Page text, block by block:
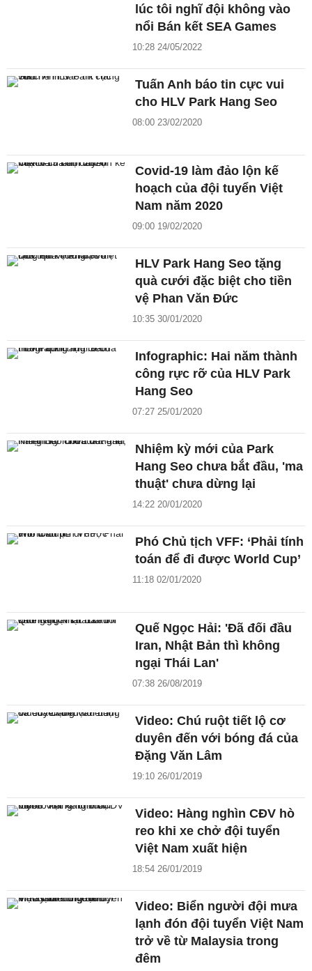
lúc tôi nghĩ đội không vào
nổi Bán kết SEA Games
10:28 24/05/2022
Tuấn Anh báo tin cực vui
cho HLV Park Hang Seo
08:00 23/02/2020
Covid-19 làm đảo lộn kế
hoạch của đội tuyển Việt
Nam năm 2020
09:00 19/02/2020
HLV Park Hang Seo tặng
quà cưới đặc biệt cho tiền
vệ Phan Văn Đức
10:35 30/01/2020
Infographic: Hai năm thành
công rực rỡ của HLV Park
Hang Seo
07:27 25/01/2020
Nhiệm kỳ mới của Park
Hang Seo chưa bắt đầu, 'ma
thuật' chưa dừng lại
14:22 20/01/2020
Phó Chủ tịch VFF: ‘Phải tính
toán để đi được World Cup’
11:18 02/01/2020
Quế Ngọc Hải: 'Đã đối đầu
Iran, Nhật Bản thì không
ngại Thái Lan'
07:38 26/08/2019
Video: Chú ruột tiết lộ cơ
duyên đến với bóng đá của
Đặng Văn Lâm
19:10 26/01/2019
Video: Hàng nghìn CĐV hò
reo khi xe chở đội tuyển
Việt Nam xuất hiện
18:54 26/01/2019
Video: Biển người đội mưa
lạnh đón đội tuyển Việt Nam
trở về từ Malaysia trong
đêm